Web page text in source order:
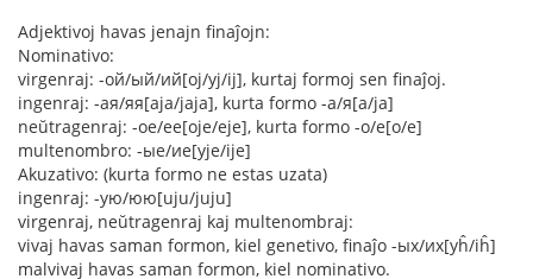
Adjektivoj havas jenajn finaĵojn:
Nominativo:
virgenraj: -ой/ый/ий[oj/yj/ij], kurtaj formoj sen finaĵoj.
ingenraj: -ая/яя[aja/jaja], kurta formo -а/я[a/ja]
neŭtragenraj: -ое/ее[oje/eje], kurta formo -о/е[o/e]
multenombro: -ые/ие[yje/ije]
Akuzativo: (kurta formo ne estas uzata)
ingenraj: -ую/юю[uju/juju]
virgenraj, neŭtragenraj kaj multenombraj:
vivaj havas saman formon, kiel genetivo, finaĵo -ых/их[yĥ/iĥ]
malvivaj havas saman formon, kiel nominativo.